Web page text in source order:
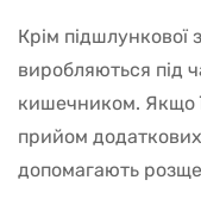
Крім
виробляються під
кишечником. Якщо
прийом
допомагають